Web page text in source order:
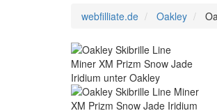
webfilliate.de
Oakley